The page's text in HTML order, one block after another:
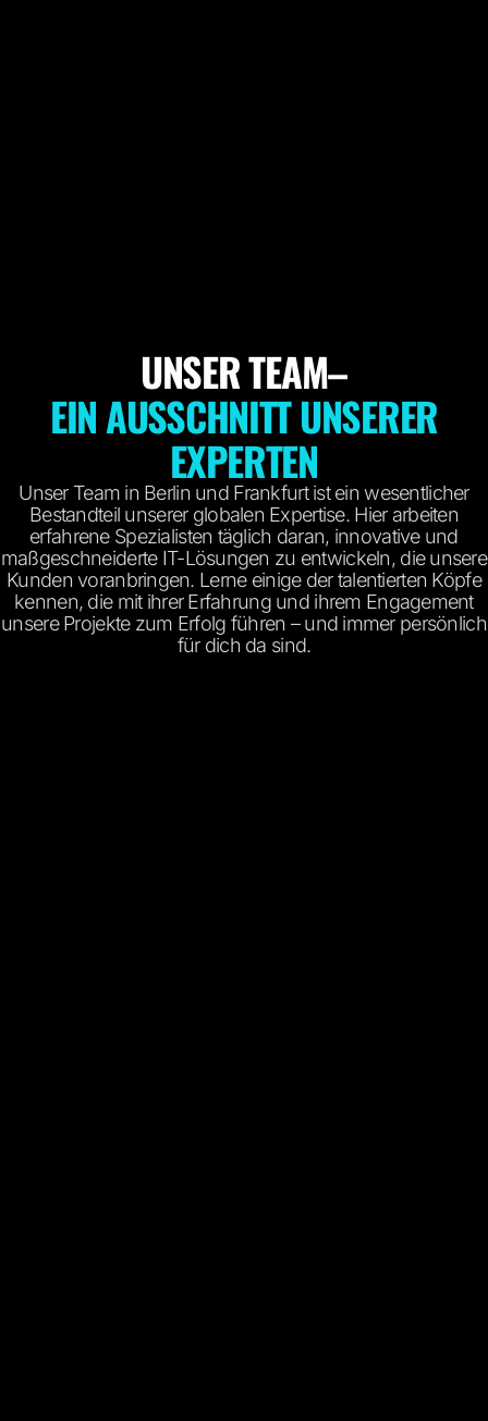
UNSER TEAM–
EIN AUSSCHNITT UNSERER
EXPERTEN
Unser Team in Berlin und Frankfurt ist ein wesentlicher
Bestandteil unserer globalen Expertise. Hier arbeiten
erfahrene Spezialisten täglich daran, innovative und
maßgeschneiderte IT-Lösungen zu entwickeln, die unsere
Kunden voranbringen. Lerne einige der talentierten Köpfe
kennen, die mit ihrer Erfahrung und ihrem Engagement
unsere Projekte zum Erfolg führen – und immer persönlich
für dich da sind.